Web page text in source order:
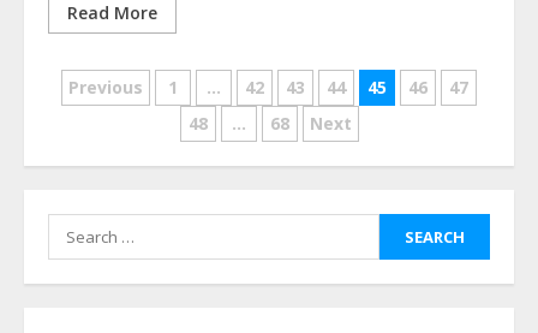
Read More
Posts
navigation
Previous 1 … 42 43 44 45 46
47
48
… 68 Next
Search
for: